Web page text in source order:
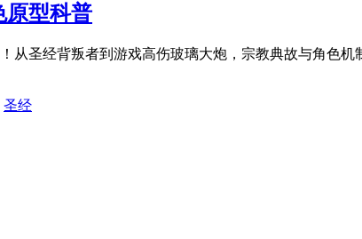
原型科普
从圣经背叛者到游戏高伤玻璃大炮，宗教典故与角色
圣经